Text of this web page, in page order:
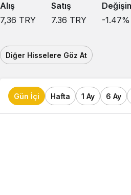
Alış
7,36 TRY
Satış
7.36 TRY
-1.47%
Diğer Hisselere Göz At
Gün İçi Hafta 1 Ay 6 Ay